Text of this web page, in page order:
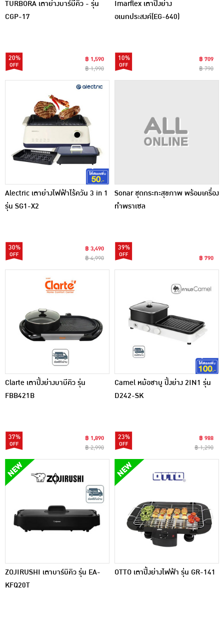
TURBORA เตาย่างบาร์บีคิว - รุ่น
CGP-17
20%
฿ 1,590
฿ 1,990
Imarflex เตาปิ้งย่าง
อเนกประสงค์(EG-640)
10%
฿ 709
฿ 790
Alectric เตาย่างไฟฟ้าไร้ควัน 3 in 1
รุ่น SG1-X2
30%
฿ 3,490
฿ 4,990
Sonar ชุดกระทะสุขภาพ พร้อมเครื่อง
ทำพราเซล
39%
฿ 790
Clarte เตาปิ้งย่างบาบีคิว รุ่น
FBB421B
37%
฿ 1,890
฿ 2,990
Camel หม้อชาบู ปิ้งย่าง 2IN1 รุ่น
D242-SK
23%
฿ 988
฿ 1,290
ZOJIRUSHI เตาบาร์บิคิว รุ่น EA-
KFQ20T
OTTO เตาปิ้งย่างไฟฟ้า รุ่น GR-141